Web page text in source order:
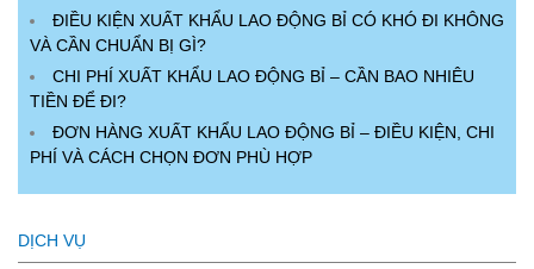
ĐIỀU KIỆN XUẤT KHẨU LAO ĐỘNG BỈ CÓ KHÓ ĐI KHÔNG
VÀ CẦN CHUẨN BỊ GÌ?
CHI PHÍ XUẤT KHẨU LAO ĐỘNG BỈ – CẦN BAO NHIÊU
TIỀN ĐỂ ĐI?
ĐƠN HÀNG XUẤT KHẨU LAO ĐỘNG BỈ – ĐIỀU KIỆN, CHI
PHÍ VÀ CÁCH CHỌN ĐƠN PHÙ HỢP
DỊCH VỤ